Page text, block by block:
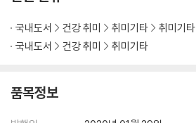
09 여성의 얼굴 그리기
디에스 프린스 고급 수채용지 p16
국내도서 건강 취미 취미기타
취미기타
국내도서
건강 취미 취미기타
품목정보